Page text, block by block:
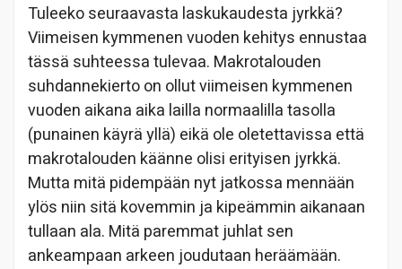
Tuleeko seuraavasta laskukaudesta jyrkkä?
Viimeisen kymmenen vuoden kehitys ennustaa
tässä suhteessa tulevaa. Makrotalouden
suhdannekierto on ollut viimeisen kymmenen
vuoden aikana aika lailla normaalilla tasolla
(punainen käyrä yllä) eikä ole oletettavissa että
makrotalouden käänne olisi erityisen jyrkkä.
Mutta mitä pidempään nyt jatkossa mennään
ylös niin sitä kovemmin ja kipeämmin aikanaan
tullaan ala. Mitä paremmat juhlat sen
ankeampaan arkeen joudutaan heräämään.